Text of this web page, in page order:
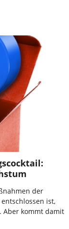
der
ist,
Aber kommt damit